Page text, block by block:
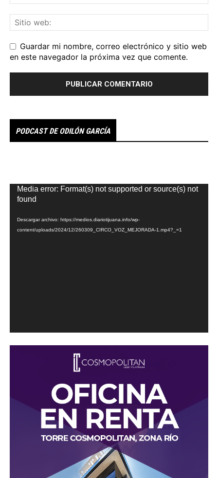
Guardar mi nombre, correo electrónico y sitio web
en este navegador la próxima vez que comente.
PODCAST DE ODILÓN GARCÍA
Reproductor
de
Media error: Format(s) not supported or source(s) not
found
Descargar archivo: https://medios.diariotijuana.info/wp-
content/uploads/2024/12/260309_CIRCO_VOZ_MEJORADA-1.mp4?_=1